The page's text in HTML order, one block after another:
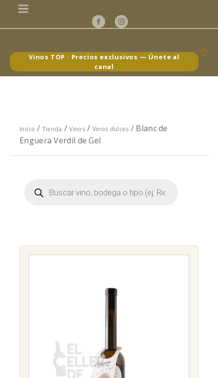
Vinos TOP · Precios exclusivos — Únete al
canal
Inicio / Tienda /Vinos/ Vinos dulces / Blanc de
Enguera Verdil de Gel
Búsqueda